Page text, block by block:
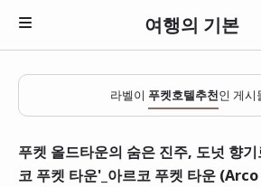
여행의 기본
라벨이 푸켓호텔추천인 게시
푸켓 올드타운의 숨은 진주, 도넛 향
코 푸켓 타운'_아르코 푸켓 타운